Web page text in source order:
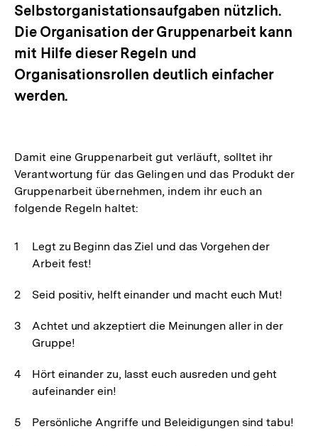
Selbstorganistationsaufgaben nützlich.
Die Organisation der Gruppenarbeit kann
mit Hilfe dieser Regeln und
Organisationsrollen deutlich einfacher
werden.
Damit eine Gruppenarbeit gut verläuft, solltet ihr
Verantwortung für das Gelingen und das Produkt der
Gruppenarbeit übernehmen, indem ihr euch an
folgende Regeln haltet:
Legt zu Beginn das Ziel und das Vorgehen der
Arbeit fest!
Seid positiv, helft einander und macht euch Mut!
Achtet und akzeptiert die Meinungen aller in der
Gruppe!
Hört einander zu, lasst euch ausreden und geht
aufeinander ein!
Persönliche Angriffe und Beleidigungen sind tabu!